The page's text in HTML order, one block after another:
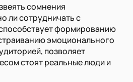
сомнения
ли сотрудничать с
формированию
эмоционального
позволяет
стоят реальные люди и